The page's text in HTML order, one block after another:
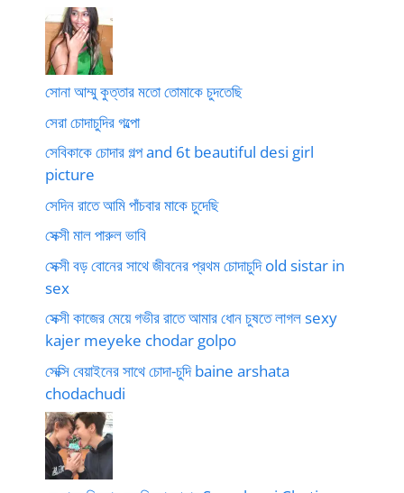
সোনা আম্মু কুত্তার মতো তোমাকে চুদতেছি
সেরা চোদাচুদির গল্পো
সেবিকাকে চোদার গল্প and 6t beautiful desi girl
picture
সেদিন রাতে আমি পাঁচবার মাকে চুদেছি
সেক্সী মাল পারুল ভাবি
সেক্সী বড় বোনের সাথে জীবনের প্রথম চোদাচুদি old sistar in
sex
সেক্সী কাজের মেয়ে গভীর রাতে আমার ধোন চুষতে লাগল sexy
kajer meyeke chodar golpo
সেক্সি বেয়াইনের সাথে চোদা-চুদি baine arshata
chodachudi